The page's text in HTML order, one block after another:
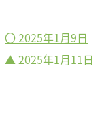
投
〇2025年1月9日
▲2025年1月11日